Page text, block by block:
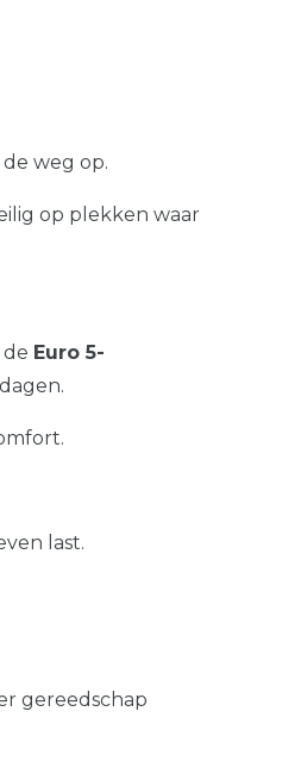
weg op.
op plekken waar
de Euro 5-
last.
gereedschap